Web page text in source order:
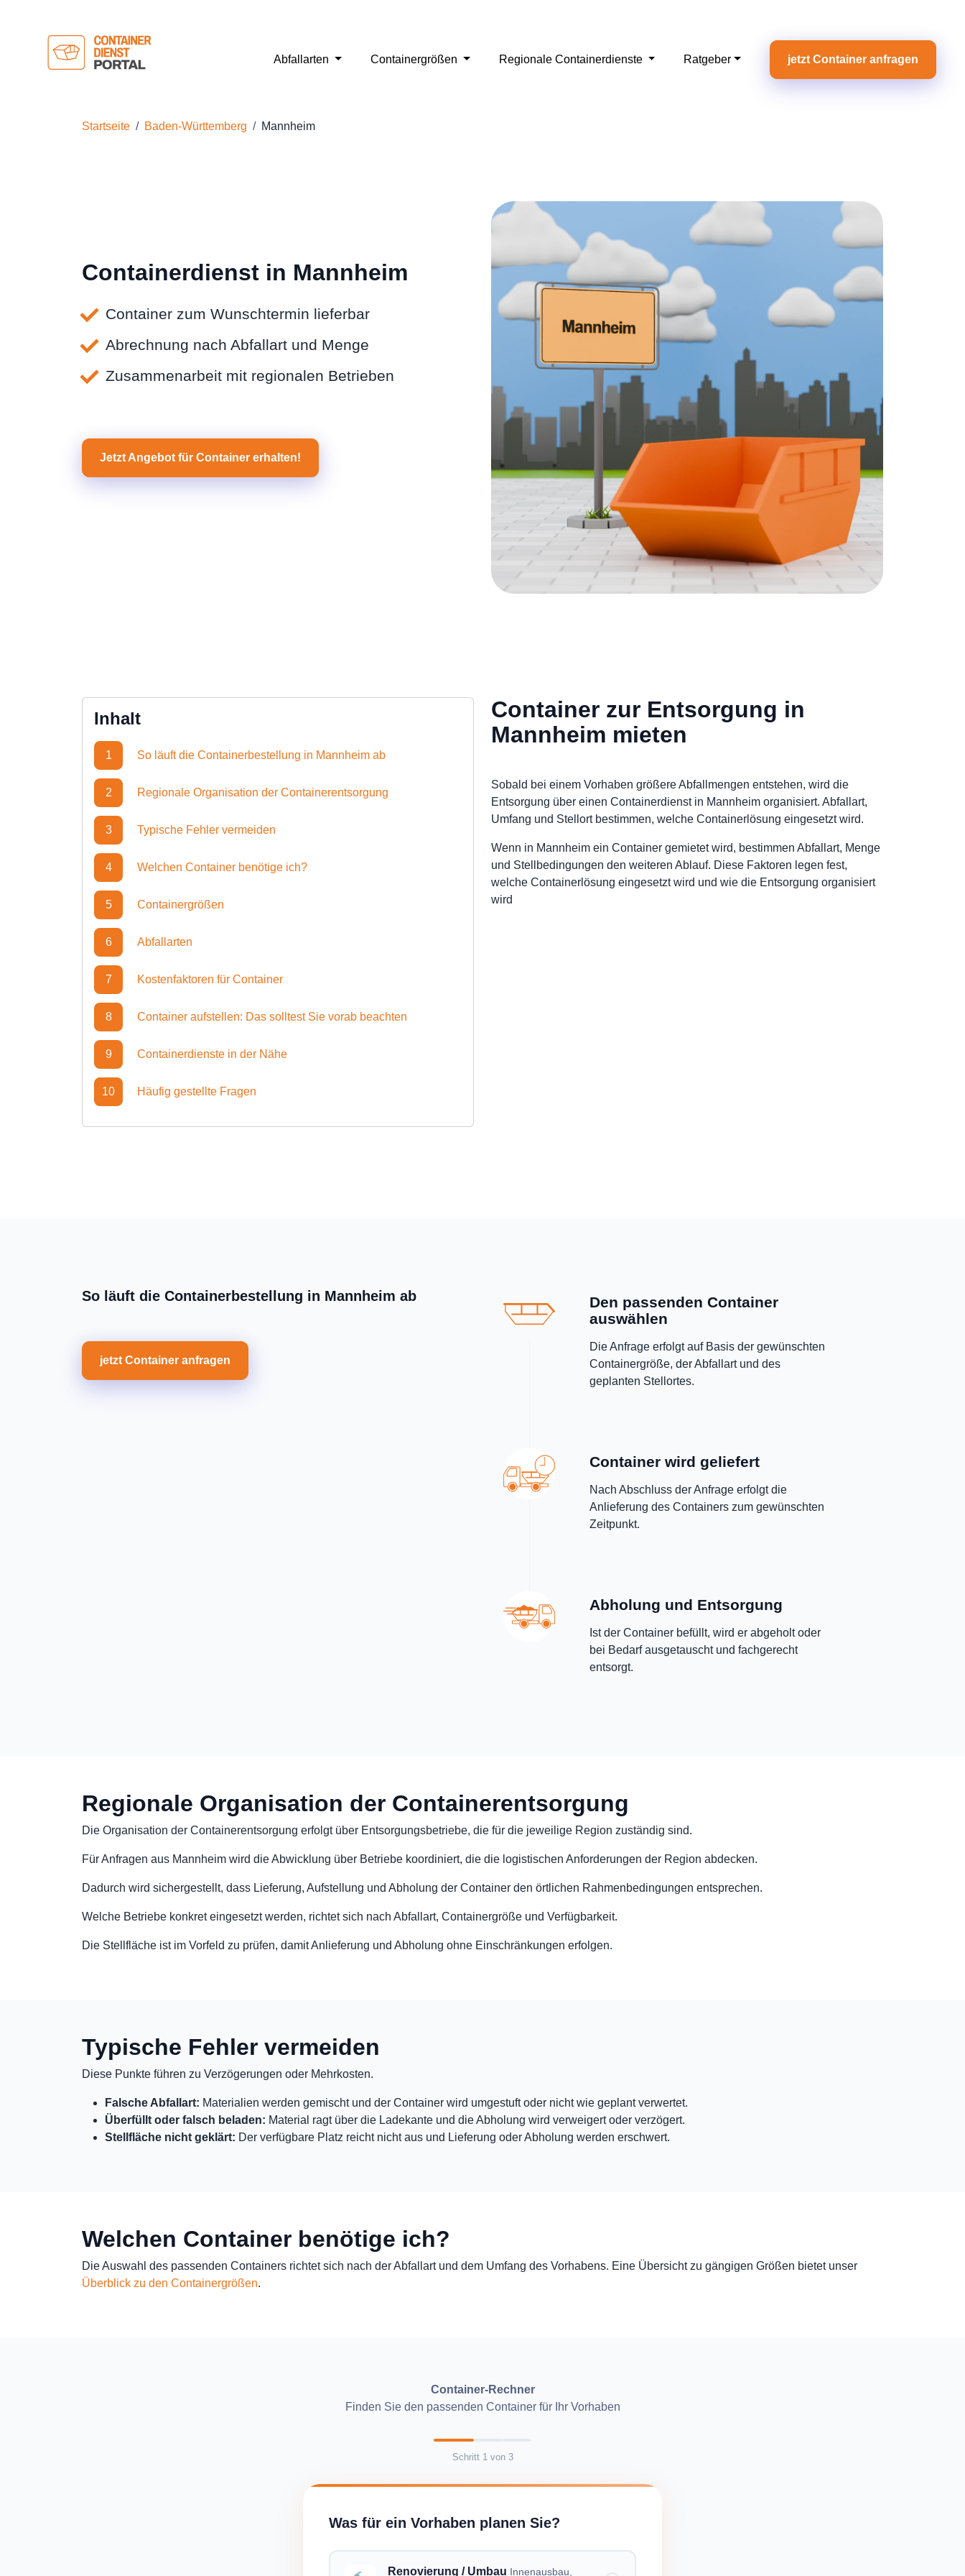
Abfallarten Containergrößen Regionale Containerdienste Ratgeber jetzt Container anfragen
Startseite Baden-Württemberg Mannheim
Containerdienst in Mannheim
Container zum Wunschtermin lieferbar
Abrechnung nach Abfallart und Menge
Zusammenarbeit mit regionalen Betrieben
Jetzt Angebot für Container erhalten!
Inhalt
1 So läuft die Containerbestellung in Mannheim ab
2 Regionale Organisation der Containerentsorgung
3 Typische Fehler vermeiden
4 Welchen Container benötige ich?
5 Containergrößen
6 Abfallarten
7 Kostenfaktoren für Container
8 Container aufstellen: Das solltest Sie vorab beachten
9 Containerdienste in der Nähe
10 Häufig gestellte Fragen
Container zur Entsorgung in
Mannheim mieten
Sobald bei einem Vorhaben größere Abfallmengen entstehen, wird die
Entsorgung über einen Containerdienst in Mannheim organisiert. Abfallart,
Umfang und Stellort bestimmen, welche Containerlösung eingesetzt wird.
Wenn in Mannheim ein Container gemietet wird, bestimmen Abfallart, Menge
und Stellbedingungen den weiteren Ablauf. Diese Faktoren legen fest,
welche Containerlösung eingesetzt wird und wie die Entsorgung organisiert
wird
So läuft die Containerbestellung in Mannheim ab
jetzt Container anfragen
Den passenden Container
auswählen
Die Anfrage erfolgt auf Basis der gewünschten
Containergröße, der Abfallart und des
geplanten Stellortes.
Container wird geliefert
Nach Abschluss der Anfrage erfolgt die
Anlieferung des Containers zum gewünschten
Zeitpunkt.
Abholung und Entsorgung
Ist der Container befüllt, wird er abgeholt oder
bei Bedarf ausgetauscht und fachgerecht
entsorgt.
Regionale Organisation der Containerentsorgung
Die Organisation der Containerentsorgung erfolgt über Entsorgungsbetriebe, die für die jeweilige Region zuständig sind.
Für Anfragen aus Mannheim wird die Abwicklung über Betriebe koordiniert, die die logistischen Anforderungen der Region abdecken.
Dadurch wird sichergestellt, dass Lieferung, Aufstellung und Abholung der Container den örtlichen Rahmenbedingungen entsprechen.
Welche Betriebe konkret eingesetzt werden, richtet sich nach Abfallart, Containergröße und Verfügbarkeit.
Die Stellfläche ist im Vorfeld zu prüfen, damit Anlieferung und Abholung ohne Einschränkungen erfolgen.
Typische Fehler vermeiden
Diese Punkte führen zu Verzögerungen oder Mehrkosten.
Falsche Abfallart: Materialien werden gemischt und der Container wird umgestuft oder nicht wie geplant verwertet.
Überfüllt oder falsch beladen: Material ragt über die Ladekante und die Abholung wird verweigert oder verzögert.
Stellfläche nicht geklärt: Der verfügbare Platz reicht nicht aus und Lieferung oder Abholung werden erschwert.
Welchen Container benötige ich?
Die Auswahl des passenden Containers richtet sich nach der Abfallart und dem Umfang des Vorhabens. Eine Übersicht zu gängigen Größen bietet unser
Überblick zu den Containergrößen.
Container-Rechner
Finden Sie den passenden Container für Ihr Vorhaben
Schritt 1von 3
Was für ein Vorhaben planen Sie?
Renovierung / Umbau Innenausbau,